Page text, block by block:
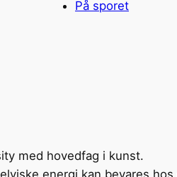
På sporet
med hovedfag i kunst.
energi kan bevares hos